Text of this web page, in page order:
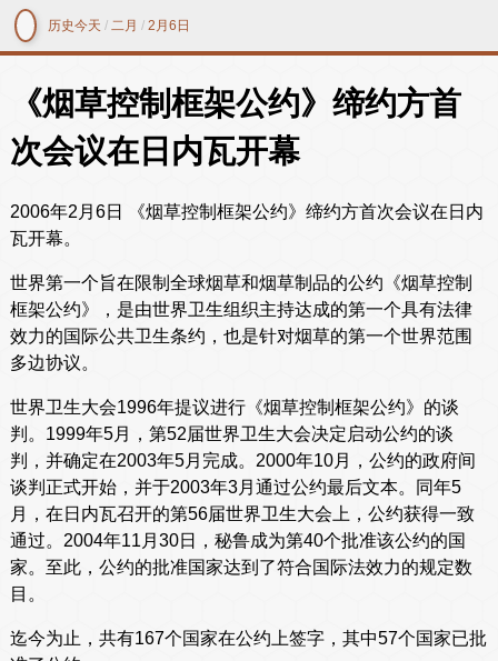
历史今天 /二月 /2月6日
《烟草控制框架公约》缔约方首
次会议在日内瓦开幕
2006年2月6日 《烟草控制框架公约》缔约方首次会议在日内
瓦开幕。
世界第一个旨在限制全球烟草和烟草制品的公约《烟草控制
框架公约》，是由世界卫生组织主持达成的第一个具有法律
效力的国际公共卫生条约，也是针对烟草的第一个世界范围
多边协议。
世界卫生大会1996年提议进行《烟草控制框架公约》的谈
判。1999年5月，第52届世界卫生大会决定启动公约的谈
判，并确定在2003年5月完成。2000年10月，公约的政府间
谈判正式开始，并于2003年3月通过公约最后文本。同年5
月，在日内瓦召开的第56届世界卫生大会上，公约获得一致
通过。2004年11月30日，秘鲁成为第40个批准该公约的国
家。至此，公约的批准国家达到了符合国际法效力的规定数
目。
迄今为止，共有167个国家在公约上签字，其中57个国家已批